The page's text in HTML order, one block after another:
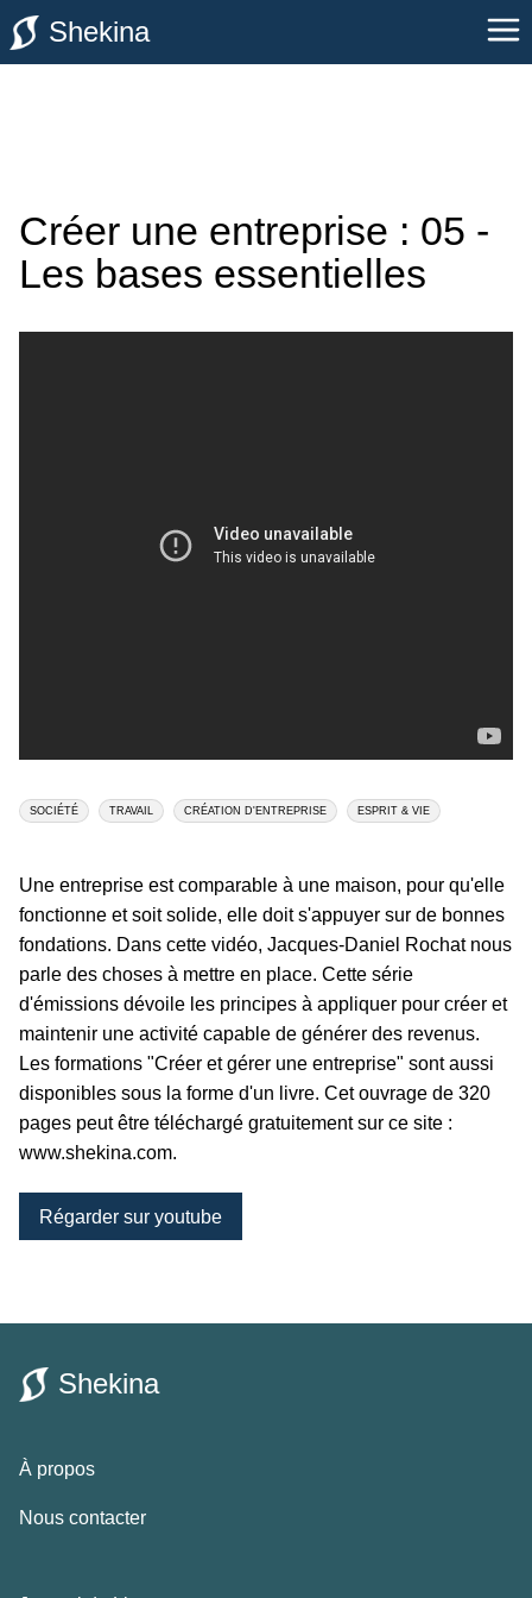
Shekina
Créer une entreprise : 05 -
Les bases essentielles
SOCIÉTÉ TRAVAIL CRÉATION D'ENTREPRISE ESPRIT & VIE
Une entreprise est comparable à une maison, pour qu'elle
fonctionne et soit solide, elle doit s'appuyer sur de bonnes
fondations. Dans cette vidéo, Jacques-Daniel Rochat nous
parle des choses à mettre en place. Cette série
d'émissions dévoile les principes à appliquer pour créer et
maintenir une activité capable de générer des revenus.
Les formations "Créer et gérer une entreprise" sont aussi
disponibles sous la forme d'un livre. Cet ouvrage de 320
pages peut être téléchargé gratuitement sur ce site :
www.shekina.com.
Régarder sur youtube
Shekina
À propos
Nous contacter